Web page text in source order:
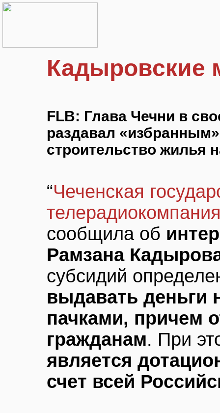
Кадыровские
FLB: Глава Чечни в
раздавал
строительство
“Чеченская
сообщила об
Рамзана
субсидий
выдавать деньги
пачками, причем
гражданам. При
является
счет всей